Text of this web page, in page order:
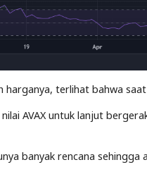
harganya, terlihat bahwa
AVAX untuk lanjut
banyak rencana